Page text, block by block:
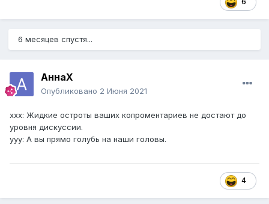
6 месяцев спустя...
АннаХ
Опубликовано 2 Июня 2021
ххх: Жидкие остроты ваших копроментариев не достают до
уровня дискуссии.
ууу: А вы прямо голубь на наши головы.
4